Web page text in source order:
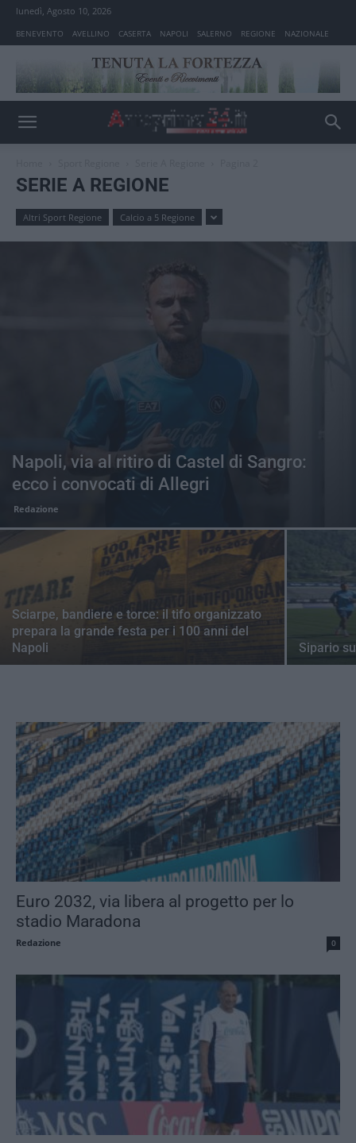
lunedì, Agosto 10, 2026
BENEVENTO AVELLINO CASERTA NAPOLI SALERNO REGIONE NAZIONALE
SERIE A REGIONE
Altri Sport Regione Calcio a 5 Regione
Napoli, via al ritiro di Castel di Sangro:
ecco i convocati di Allegri
Redazione
Sciarpe, bandiere e torce: il tifo organizzato
prepara la grande festa per i 100 anni del
Napoli
Sipario
Euro 2032, via libera al progetto per lo
stadio Maradona
Redazione 0